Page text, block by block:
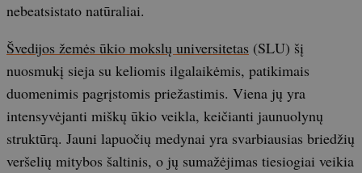
nebeatsistato natūraliai.
Švedijos žemės ūkio mokslų universitetas (SLU) šį
nuosmukį sieja su keliomis ilgalaikėmis, patikimais
duomenimis pagrįstomis priežastimis. Viena jų yra
intensyvėjanti miškų ūkio veikla, keičianti jaunuolynų
struktūrą. Jauni lapuočių medynai yra svarbiausias briedžių
veršelių mitybos šaltinis, o jų sumažėjimas tiesiogiai veikia